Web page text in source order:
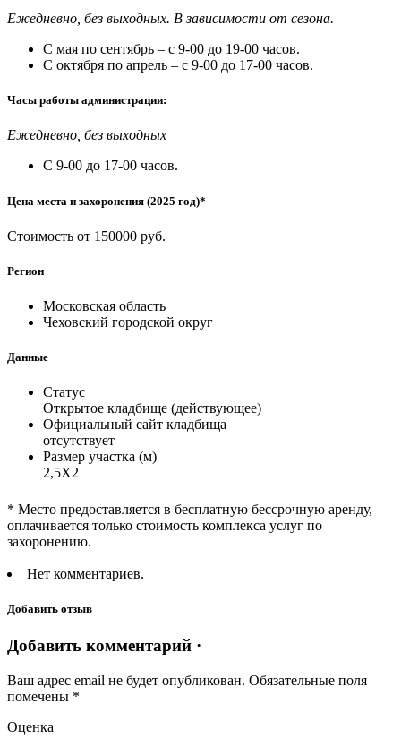
Ежедневно, без выходных. В зависимости от сезона.
С мая по сентябрь – с 9-00 до 19-00 часов.
С октября по апрель – с 9-00 до 17-00 часов.
Часы работы администрации:
Ежедневно, без выходных
С 9-00 до 17-00 часов.
Цена места и захоронения (2025 год)*
Стоимость от 150000 руб.
Регион
Московская область
Чеховский городской округ
Данные
Статус
Открытое кладбище (действующее)
Официальный сайт кладбища
отсутствует
Размер участка (м)
2,5Х2
* Место предоставляется в бесплатную бессрочную аренду,
оплачивается только стоимость комплекса услуг по
захоронению.
Нет комментариев.
Добавить отзыв
Добавить комментарий ·
Ваш адрес email не будет опубликован. Обязательные поля
помечены *
Оценка